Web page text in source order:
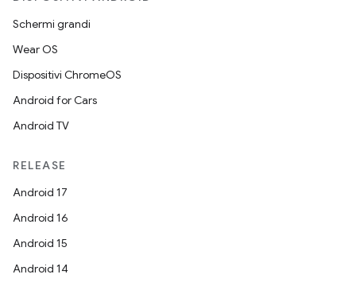
Schermi grandi
Wear OS
Dispositivi ChromeOS
Android for Cars
Android TV
RELEASE
Android 17
Android 16
Android 15
Android 14